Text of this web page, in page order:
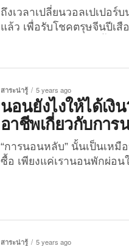
ถึงเวลาเปลี่ยนวอลเปเปอ
แล้ว เพื่อรับโชคตรุษจีนปีเสื
ความรัก ไปจนถึงสุขภาพ
เสริมดวงด้านการเงิน วอ
เงินที่ The Joi ขอนำเสนอ คื
ไฉ่ซิงเอี๊ย”...
สาระน่ารู้ 5 years ago
นอนยังไงให้ได้เงิ
อาชีพเกี่ยวกับการ
“การนอนหลับ” นั้นเป็นเหมื
ซื้อ เพียงแค่เรานอนพักผ่อน
ด้วย! และนี่คือ 10 อาชีพเ
สาระน่ารู้ 5 years ago